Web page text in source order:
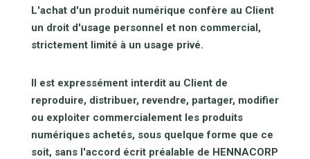
L'achat d'un produit numérique confère au Client
un droit d'usage personnel et non commercial,
strictement limité à un usage privé.
Il est expressément interdit au Client de
reproduire, distribuer, revendre, partager, modifier
ou exploiter commercialement les produits
numériques achetés, sous quelque forme que ce
soit, sans l'accord écrit préalable de HENNACORP